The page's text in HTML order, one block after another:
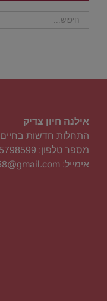
אילנה חיון צדיק
התחלות חדשות בחיים
מספר טלפון: 054-5798599
אימייל: ilanahz58@gmail.com